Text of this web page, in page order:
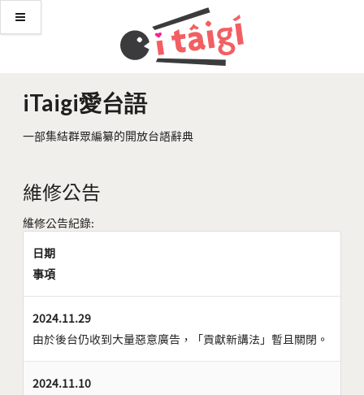
iTaigi愛台語
一部集結群眾編纂的開放台語辭典
維修公告
維修公告紀錄:
日期
事項
2024.11.29
由於後台仍收到大量惡意廣告，「貢獻新講法」暫且關閉。
2024.11.10